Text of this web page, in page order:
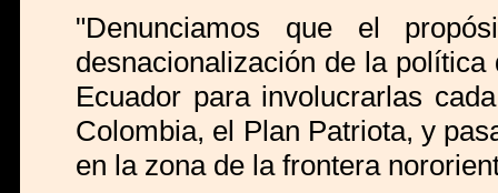
"Denunciamos que el
desnacionalización de la
Ecuador para involucrarlas
Colombia, el Plan Patriota, y
en la zona de la frontera